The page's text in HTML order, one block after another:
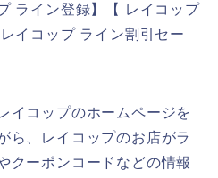
ライン登録】【 レイコップ
イコップ ライン割引セー
イコップのホームページを
ら、レイコップのお店がラ
クーポンコードなどの情報